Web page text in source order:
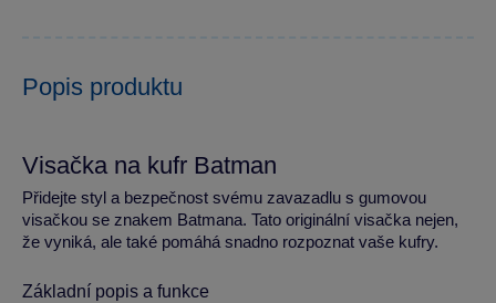
Popis produktu
Visačka na kufr Batman
Přidejte styl a bezpečnost svému zavazadlu s gumovou
visačkou se znakem Batmana. Tato originální visačka nejen,
že vyniká, ale také pomáhá snadno rozpoznat vaše kufry.
Základní popis a funkce